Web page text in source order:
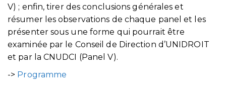
V) ; enfin, tirer des conclusions générales et
résumer les observations de chaque panel et les
présenter sous une forme qui pourrait être
examinée par le Conseil de Direction d’UNIDROIT
et par la CNUDCI (Panel V).
-> Programme